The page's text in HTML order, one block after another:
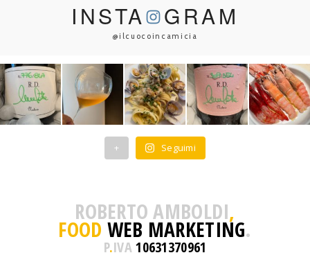
INSTA GRAM
@ilcuocoincamicia
+ Seguimi
ROBERTO AMBOLDI,
FOOD WEB MARKETING.
P.IVA10631370961